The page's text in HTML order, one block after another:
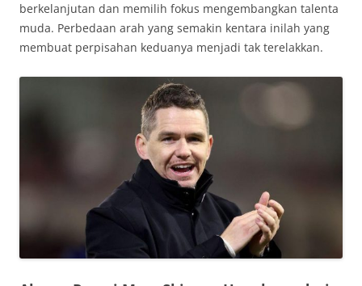
berkelanjutan dan memilih fokus mengembangkan talenta
muda. Perbedaan arah yang semakin kentara inilah yang
membuat perpisahan keduanya menjadi tak terelakkan.